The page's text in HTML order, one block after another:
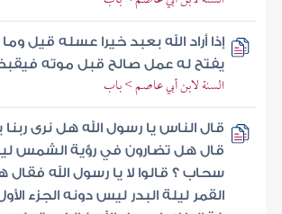
إذا أراد الله بعبد خيرا عسله قيل
يفتح له عمل صالح قبل موته
السنة لابن أبي عاصم > باب
قال الناس يا رسول الله هل نرى ربنا
قال هل تضارون في رؤية الشمس
سحاب ؟ قالوا لا يا رسول الله
القمر ليلة البدر ليس دونه الجزء